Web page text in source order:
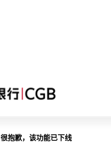
很抱歉，该功能已下线